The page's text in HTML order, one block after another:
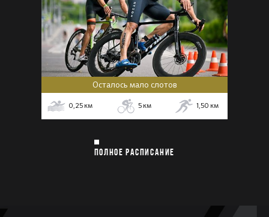
Осталось мало слотов
0,25 км 5 км 1,50 км
ПОЛНОЕ РАСПИСАНИЕ